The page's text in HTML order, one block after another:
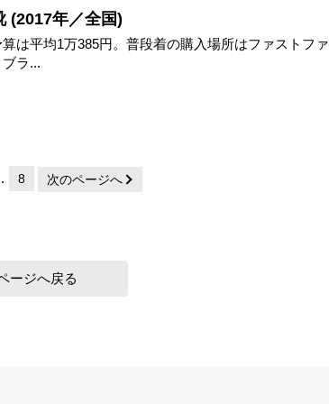
(2017年／全国)
は平均1万385円。普段着の購入場所はファストファ
ラ...
8 次のページへ
ージへ戻る